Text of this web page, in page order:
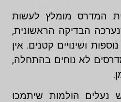
המדרס מומלץ לעשות
הבדיקה הראשונית,
ושינויים קטנים. אין
לא נוחים בהתחלה,
נעלים הולמות שיתמכו